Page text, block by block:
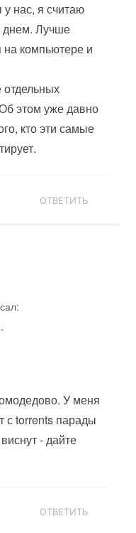
нас, я считаю
днем. Лучше
на компьютере и
этом уже давно
кто эти самые
ОТВЕТИТЬ
У меня
с torrents парады
- дайте
ОТВЕТИТЬ